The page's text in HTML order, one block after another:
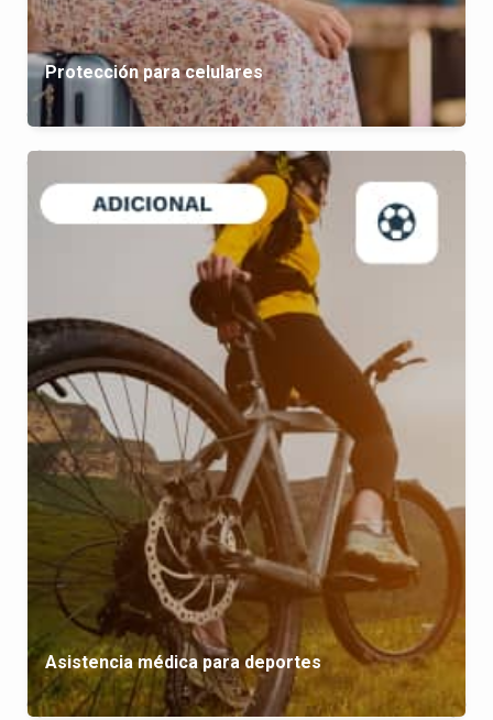
Protección para celulares
Asistencia médica para deportes